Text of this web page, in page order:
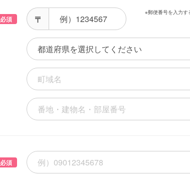
必須
※郵便番号を入力す
必須